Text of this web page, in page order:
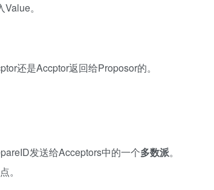
。
还是Accptor返回给Proposor的。
发送给Acceptors中的一个多数派。
。